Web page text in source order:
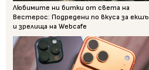
Любимите ни битки от света на
Вестерос: Подредени по вкуса за
и зрелища на Webcafe